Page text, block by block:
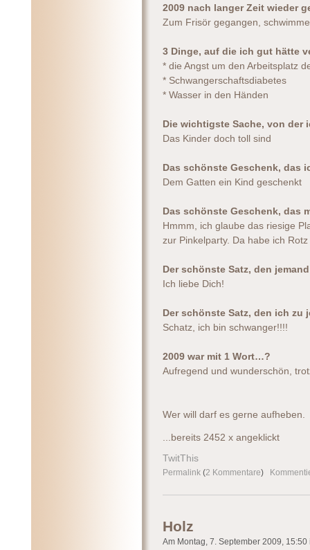
2009 nach langer Zeit wieder
Zum Frisör gegangen,
3 Dinge, auf die ich gut hätte
* die Angst um den Arbeitsplatz
* Schwangerschaftsdiabetes
* Wasser in den Händen
Die wichtigste Sache, von der
Das Kinder doch toll sind
Das schönste Geschenk, das
Dem Gatten ein Kind geschenkt
Das schönste Geschenk, das
Hmmm, ich glaube das riesige
zur Pinkelparty. Da habe ich
Der schönste Satz, den
Ich liebe Dich!
Der schönste Satz, den ich zu
Schatz, ich bin schwanger!!!!
2009 war mit 1 Wort…?
Aufregend und wunderschön,
Wer will darf es gerne aufheben.
...bereits 2452 x angeklickt
TwitThis
Permalink (2 Kommentare)
Holz
Am Montag, 7. September 2009, 15:50